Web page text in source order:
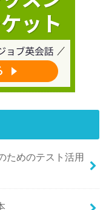
ためのテスト活用